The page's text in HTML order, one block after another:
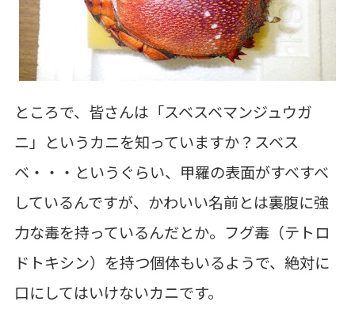
ところで、皆さんは「スベスベマンジュウガ
ニ」というカニを知っていますか？スベス
ベ・・・というぐらい、甲羅の表面がすべすべ
しているんですが、かわいい名前とは裏腹に強
力な毒を持っているんだとか。フグ毒（テトロ
ドトキシン）を持つ個体もいるようで、絶対に
口にしてはいけないカニです。